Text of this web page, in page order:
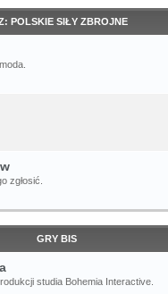
POLSKIE SIŁY ZBROJNE
zgłosić.
GRY BIS
studia Bohemia Interactive.